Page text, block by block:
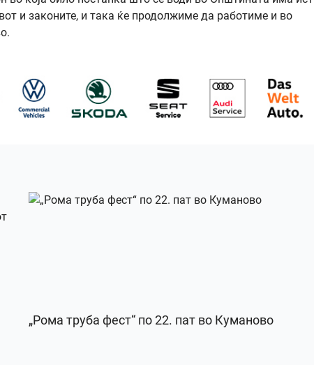
и законите, и така ќе продолжиме да работиме и во
„Рома труба фест“ по 22. пат во Куманово